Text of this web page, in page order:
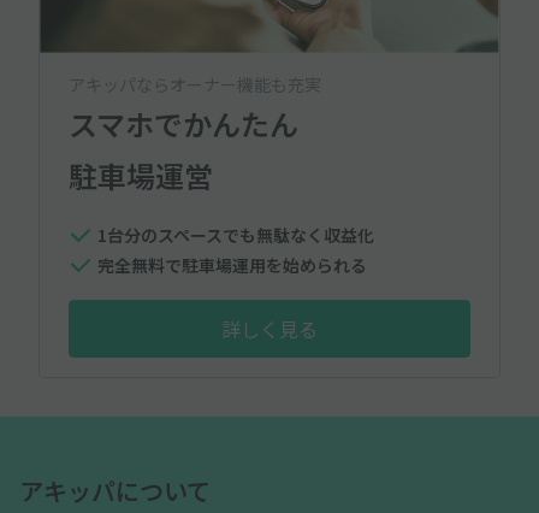
アキッパならオーナー機能も充実
スマホでかんたん
駐車場運営
1台分のスペースでも無駄なく収益化
完全無料で駐車場運用を始められる
詳しく見る
アキッパについて